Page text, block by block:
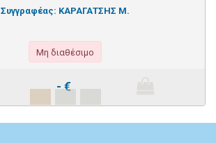
Συγγραφέας: ΚΑΡΑΓΑΤΣΗΣ Μ.
Μη διαθέσιμο
- €